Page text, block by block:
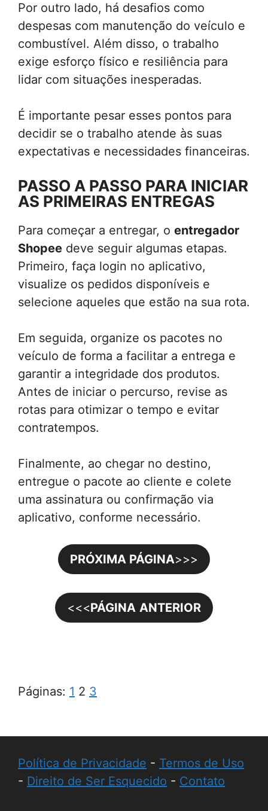
Por outro lado, há desafios como
despesas com manutenção do veículo e
combustível. Além disso, o trabalho
exige esforço físico e resiliência para
lidar com situações inesperadas.
É importante pesar esses pontos para
decidir se o trabalho atende às suas
expectativas e necessidades financeiras.
PASSO A PASSO PARA INICIAR
AS PRIMEIRAS ENTREGAS
Para começar a entregar, o entregador
Shopee deve seguir algumas etapas.
Primeiro, faça login no aplicativo,
visualize os pedidos disponíveis e
selecione aqueles que estão na sua rota.
Em seguida, organize os pacotes no
veículo de forma a facilitar a entrega e
garantir a integridade dos produtos.
Antes de iniciar o percurso, revise as
rotas para otimizar o tempo e evitar
contratempos.
Finalmente, ao chegar no destino,
entregue o pacote ao cliente e colete
uma assinatura ou confirmação via
aplicativo, conforme necessário.
PRÓXIMA PÁGINA>>>
<<<PÁGINA ANTERIOR
Páginas: 1 2 3
Política de Privacidade - Termos de Uso
- Direito de Ser Esquecido - Contato